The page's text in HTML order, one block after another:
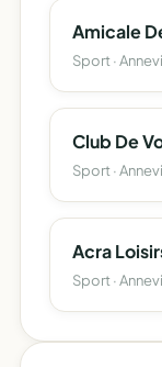
Sport ·
Sport ·
Acra
Sport ·